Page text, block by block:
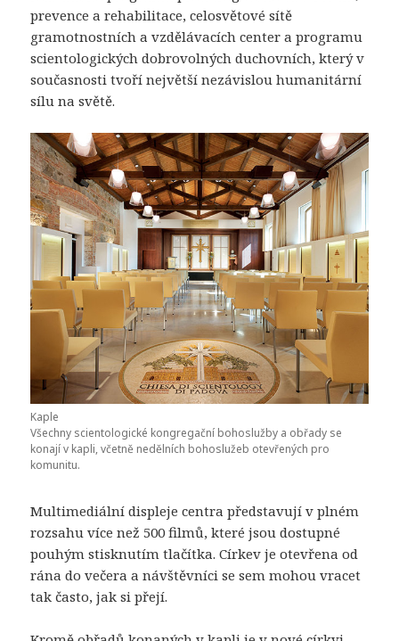
prevence a rehabilitace, celosvětové sítě
gramotnostních a vzdělávacích center a programu
scientologických dobrovolných duchovních, který v
současnosti tvoří největší nezávislou humanitární
sílu na světě.
Kaple
Všechny scientologické kongregační bohoslužby a obřady se
konají v kapli, včetně nedělních bohoslužeb otevřených pro
komunitu.
Multimediální displeje centra představují v plném
rozsahu více než 500 filmů, které jsou dostupné
pouhým stisknutím tlačítka. Církev je otevřena od
rána do večera a návštěvníci se sem mohou vracet
tak často, jak si přejí.